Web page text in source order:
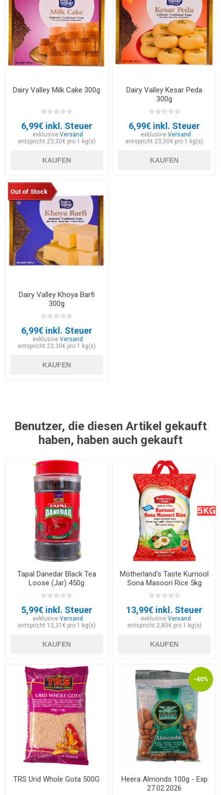
Dairy Valley Milk Cake 300g
6,99€ inkl. Steuer
exklusiveVersand
entspricht 23,30€ pro 1 kg(s)
KAUFEN
Dairy Valley Kesar Peda
300g
6,99€ inkl. Steuer
exklusive Versand
entspricht 23,30€ pro 1 kg(s)
KAUFEN
Out of Stock
Dairy Valley Khoya Barfi
300g
6,99€ inkl. Steuer
exklusiveVersand
entspricht 23,30€ pro 1 kg(s)
KAUFEN
Benutzer, die diesen Artikel gekauft
haben, haben auch gekauft
Tapal Danedar Black Tea
Loose (Jar) 450g
5,99€ inkl. Steuer
exklusiveVersand
entspricht 13,31€ pro 1 kg(s)
KAUFEN
Motherland's Taste Kurnool
Sona Masoori Rice 5kg
13,99€ inkl. Steuer
exklusive Versand
entspricht 2,80€ pro 1 kg(s)
KAUFEN
TRS Urid Whole Gota 500G
-40%
Heera Almonds 100g - Exp
27.02.2026